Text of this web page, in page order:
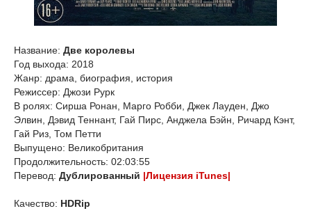
Название: Две королевы
Год выхода: 2018
Жанр: драма, биография, история
Режиссер: Джози Рурк
В ролях: Сирша Ронан, Марго Робби, Джек Лауден, Джо
Элвин, Дэвид Теннант, Гай Пирс, Анджела Бэйн, Ричард Кэнт,
Гай Риз, Том Петти
Выпущено: Великобритания
Продолжительность: 02:03:55
Перевод: Дублированный |Лицензия iTunes|
Качество: HDRip